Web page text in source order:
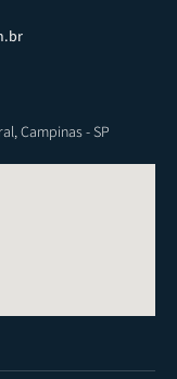
Campinas - SP